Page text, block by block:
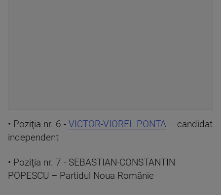
• Poziţia nr. 6 - VICTOR-VIOREL PONTA – candidat
independent
• Poziţia nr. 7 - SEBASTIAN-CONSTANTIN
POPESCU – Partidul Noua Românie